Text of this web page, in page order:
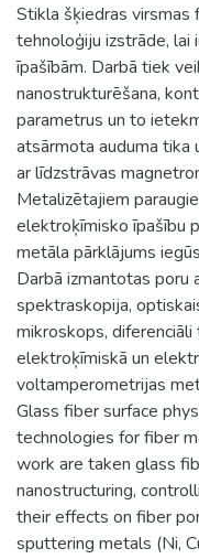
Stikla šķiedras virsmas
tehnoloģiju izstrāde, lai
īpašībām. Darbā tiek
nanostrukturēšana,
parametrus un to
atsārmota auduma tika
ar līdzstrāvas
Metalizētajiem
elektroķīmisko īpašību
metāla pārklājums
Darbā izmantotas poru
spektraskopija,
mikroskops,
elektroķīmiskā un
voltamperometrijas
Glass fiber surface
technologies for fiber
work are taken glass
nanostructuring,
their effects on fiber
sputtering metals (Ni,